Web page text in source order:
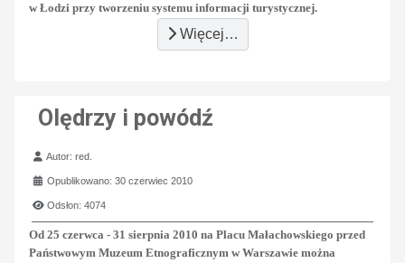
w Łodzi przy tworzeniu systemu informacji turystycznej.
Więcej…
Olędrzy i powódź
Szczegóły
Autor:red.
Opublikowano: 30 czerwiec 2010
Odsłon: 4074
Od 25 czerwca - 31 sierpnia 2010 na Placu Małachowskiego przed
Państwowym Muzeum Etnograficznym w Warszawie można